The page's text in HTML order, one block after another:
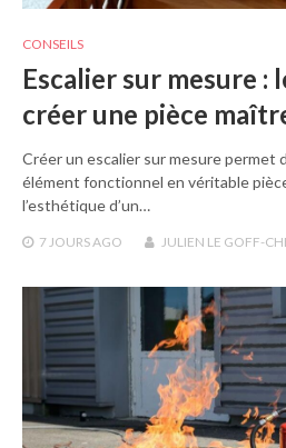
CONSEILS
Escalier sur mesure :
créer une pièce
Créer un escalier sur mesure permet
élément fonctionnel en véritable
l’esthétique d’un…
7 JOURS AGO JULIEN LE GOFF-